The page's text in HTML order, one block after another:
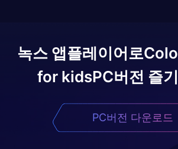
녹스 앱플레이어로
for kidsPC버전 즐
PC버전 다운로드